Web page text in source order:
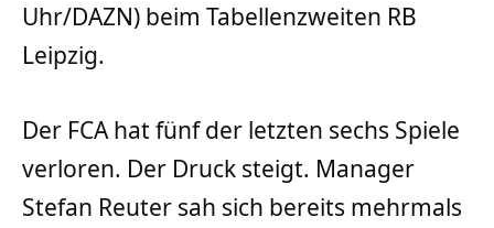
Uhr/DAZN) beim Tabellenzweiten RB
Leipzig.
Der FCA hat fünf der letzten sechs Spiele
verloren. Der Druck steigt. Manager
Stefan Reuter sah sich bereits mehrmals